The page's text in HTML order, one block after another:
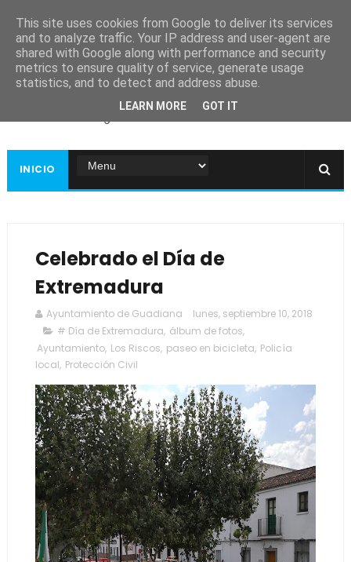
Ayuntamiento de
Guadiana
INICIO
Celebrado el Día de
Extremadura
Ayuntamiento de Guadiana
lunes, septiembre 10, 2018
# Día de Extremadura, álbum de fotos,
Ayuntamiento, Los Riscos, paseo en bicicleta, Policía
local, Protección Civil
This site uses cookies from Google to deliver its services
and to analyze traffic. Your IP address and user-agent are
shared with Google along with performance and security
metrics to ensure quality of service, generate usage
statistics, and to detect and address abuse.
LEARN MORE GOT IT